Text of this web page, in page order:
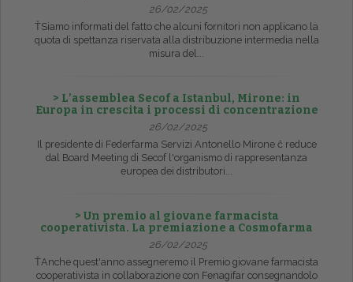
26/02/2025
ŤSiamo informati del fatto che alcuni fornitori non applicano la
quota di spettanza riservata alla distribuzione intermedia nella
misura del...
> L’assemblea Secof a Istanbul, Mirone: in
Europa in crescita i processi di concentrazione
26/02/2025
Il presidente di Federfarma Servizi Antonello Mirone č reduce
dal Board Meeting di Secof l'organismo di rappresentanza
europea dei distributori...
> Un premio al giovane farmacista
cooperativista. La premiazione a Cosmofarma
26/02/2025
ŤAnche quest'anno assegneremo il Premio giovane farmacista
cooperativista in collaborazione con Fenagifar consegnandolo